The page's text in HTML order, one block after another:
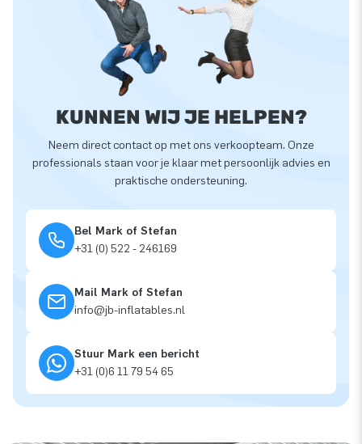
KUNNEN WIJ JE HELPEN?
Neem direct contact op met ons verkoopteam. Onze
professionals staan voor je klaar met persoonlijk advies en
praktische ondersteuning.
Bel Mark of Stefan
+31 (0) 522 - 246169
Mail Mark of Stefan
info@jb-inflatables.nl
Stuur Mark een bericht
+31 (0)6 11 79 54 65